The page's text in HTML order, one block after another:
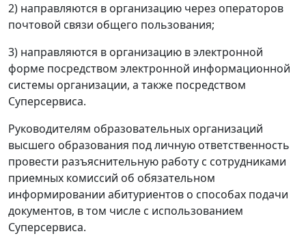
2) направляются в организацию через операторов
почтовой связи общего пользования;
3) направляются в организацию в электронной
форме посредством электронной информационной
системы организации, а также посредством
Суперсервиса.
Руководителям образовательных организаций
высшего образования под личную ответственность
провести разъяснительную работу с сотрудниками
приемных комиссий об обязательном
информировании абитуриентов о способах подачи
документов, в том числе с использованием
Суперсервиса.